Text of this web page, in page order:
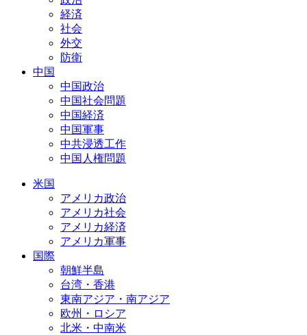
経済
社会
外交
防衛
中国
中国政治
中国社会問題
中国経済
中国軍事
中共浸透工作
中国人権問題
米国
アメリカ政治
アメリカ社会
アメリカ経済
アメリカ軍事
国際
朝鮮半島
台湾・香港
東南アジア・南アジア
欧州・ロシア
北米・中南米